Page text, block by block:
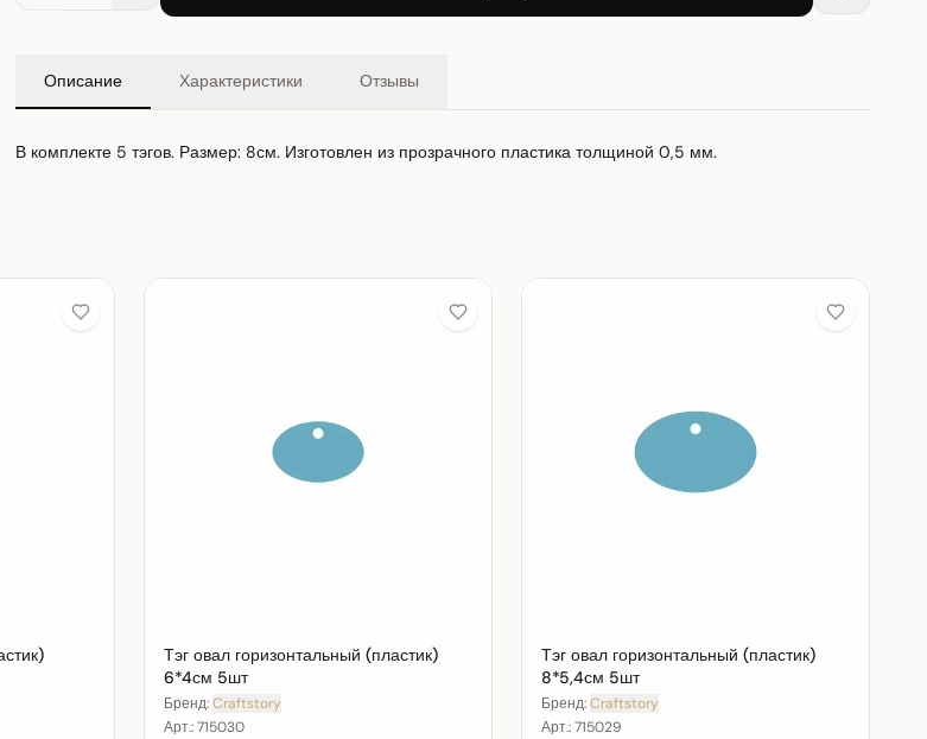
Описание Характеристики Отзывы
В комплекте 5 тэгов. Размер: 8см. Изготовлен из прозрачного пластика толщиной 0,5 мм.
Тэг овал горизонтальный (пластик)
6*4см 5шт
Бренд:Craftstory
Арт.:715030
Тэг овал горизонтальный (пластик)
8*5,4см 5шт
Бренд:Craftstory
Арт.:715029